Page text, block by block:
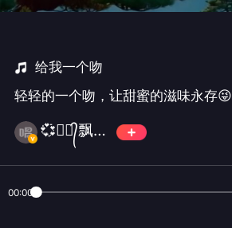
给我一个吻
轻轻的一个吻，让甜蜜的滋味永存😜
💞✿ꦿ᭄飘雪এ᭄ꦿ💞
00:00